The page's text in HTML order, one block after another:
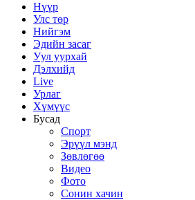
Нүүр
Улс төр
Нийгэм
Эдийн засаг
Уул уурхай
Дэлхийд
Live
Урлаг
Хүмүүс
Бусад
Спорт
Эрүүл мэнд
Зөвлөгөө
Видео
Фото
Сонин хачин